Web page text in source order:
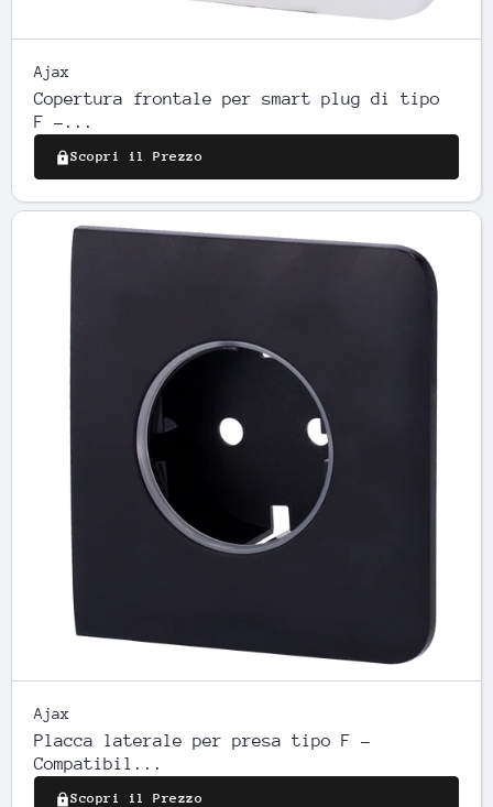
Ajax
Copertura frontale per smart plug di tipo
F -...
Scopri il Prezzo
Ajax
Placca laterale per presa tipo F -
Compatibil...
Scopri il Prezzo